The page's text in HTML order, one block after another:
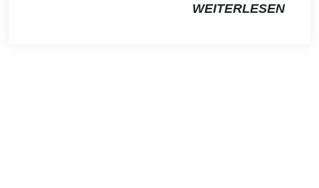
WEITERLESEN